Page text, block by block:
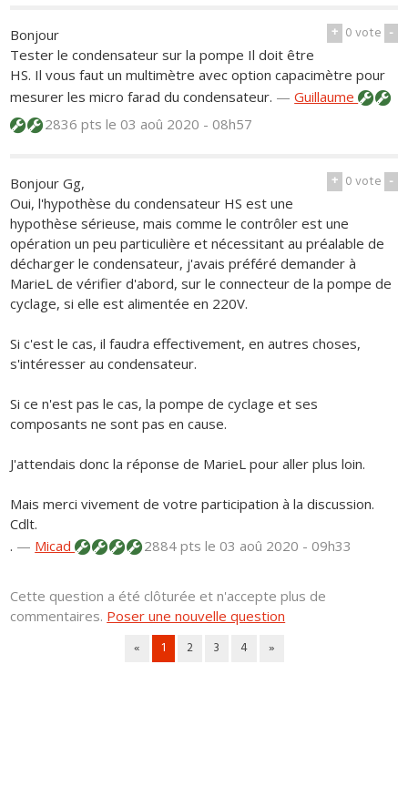
+ 0vote -
Bonjour
Tester le condensateur sur la pompe Il doit être
HS. Il vous faut un multimètre avec option capacimètre pour
mesurer les micro farad du condensateur. —Guillaume
2836 ptsle 03 aoû 2020 - 08h57
+ 0vote -
Bonjour Gg,
Oui, l'hypothèse du condensateur HS est une
hypothèse sérieuse, mais comme le contrôler est une
opération un peu particulière et nécessitant au préalable de
décharger le condensateur, j'avais préféré demander à
MarieL de vérifier d'abord, sur le connecteur de la pompe de
cyclage, si elle est alimentée en 220V.
Si c'est le cas, il faudra effectivement, en autres choses,
s'intéresser au condensateur.
Si ce n'est pas le cas, la pompe de cyclage et ses
composants ne sont pas en cause.
J'attendais donc la réponse de MarieL pour aller plus loin.
Mais merci vivement de votre participation à la discussion.
Cdlt.
. — Micad 2884 ptsle 03 aoû 2020 - 09h33
Cette question a été clôturée et n'accepte plus de
commentaires. Poser une nouvelle question
« 1 2 3 4 »